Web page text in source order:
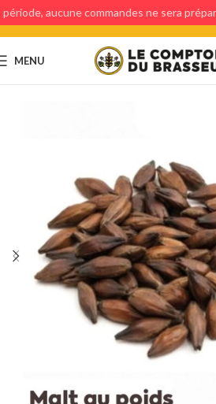
MENU
période, aucune commandes ne sera
étant fermé, aucun retraits en